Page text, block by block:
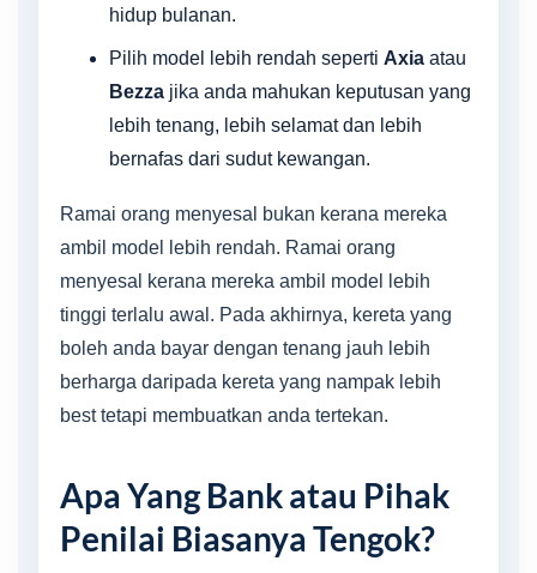
hidup bulanan.
Pilih model lebih rendah seperti Axiaatau
Bezzajika anda mahukan keputusan yang
lebih tenang, lebih selamat dan lebih
bernafas dari sudut kewangan.
Ramai orang menyesal bukan kerana mereka
ambil model lebih rendah. Ramai orang
menyesal kerana mereka ambil model lebih
tinggi terlalu awal. Pada akhirnya, kereta yang
boleh anda bayar dengan tenang jauh lebih
berharga daripada kereta yang nampak lebih
best tetapi membuatkan anda tertekan.
Apa Yang Bank atau Pihak
Penilai Biasanya Tengok?